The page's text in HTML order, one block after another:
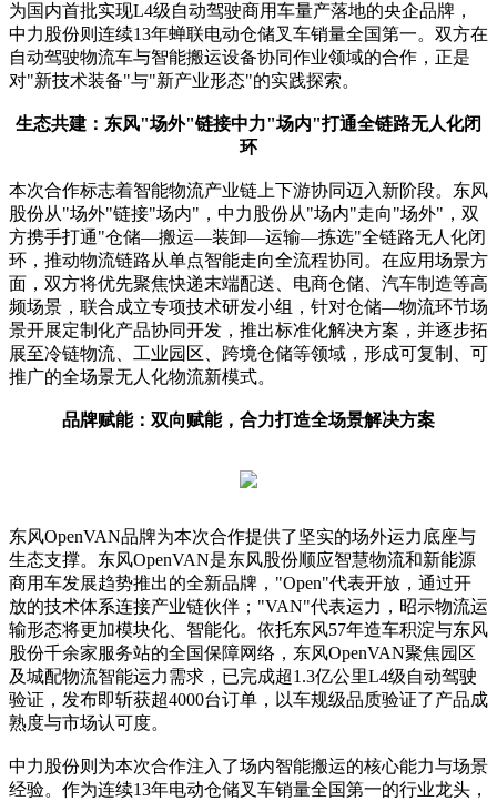
为国内首批实现L4级自动驾驶商用车量产落地的央企品牌，
中力股份则连续13年蝉联电动仓储叉车销量全国第一。双方在
自动驾驶物流车与智能搬运设备协同作业领域的合作，正是
对"新技术装备"与"新产业形态"的实践探索。
生态共建：东风"场外"链接中力"场内"打通全链路无人化闭
环
本次合作标志着智能物流产业链上下游协同迈入新阶段。东风
股份从"场外"链接"场内"，中力股份从"场内"走向"场外"，双
方携手打通"仓储—搬运—装卸—运输—拣选"全链路无人化闭
环，推动物流链路从单点智能走向全流程协同。在应用场景方
面，双方将优先聚焦快递末端配送、电商仓储、汽车制造等高
频场景，联合成立专项技术研发小组，针对仓储—物流环节场
景开展定制化产品协同开发，推出标准化解决方案，并逐步拓
展至冷链物流、工业园区、跨境仓储等领域，形成可复制、可
推广的全场景无人化物流新模式。
品牌赋能：双向赋能，合力打造全场景解决方案
东风OpenVAN品牌为本次合作提供了坚实的场外运力底座与
生态支撑。东风OpenVAN是东风股份顺应智慧物流和新能源
商用车发展趋势推出的全新品牌，"Open"代表开放，通过开
放的技术体系连接产业链伙伴；"VAN"代表运力，昭示物流运
输形态将更加模块化、智能化。依托东风57年造车积淀与东风
股份千余家服务站的全国保障网络，东风OpenVAN聚焦园区
及城配物流智能运力需求，已完成超1.3亿公里L4级自动驾驶
验证，发布即斩获超4000台订单，以车规级品质验证了产品成
熟度与市场认可度。
中力股份则为本次合作注入了场内智能搬运的核心能力与场景
经验。作为连续13年电动仓储叉车销量全国第一的行业龙头，